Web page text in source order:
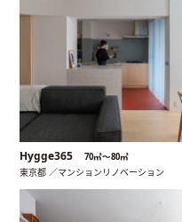
Hygge365 70㎡〜80㎡
東京都 ／マンションリノベーション